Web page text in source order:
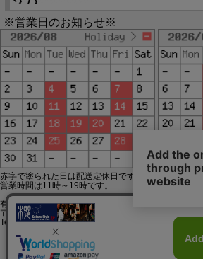
※営業日のお知らせ※
赤字で塗られた日は配送定休日です。
営業時間は11時～19時です。
有限会社ジップジップ SakuraStyle通販事業部
〒650-0021 神戸市中央区三宮町3-9-19イトウビル
Tel:078-332-2013 FAX:078-333-6644